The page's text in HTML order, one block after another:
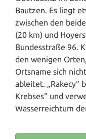
Bautzen. Es liegt
zwischen den
(20 km) und
Bundesstraße 96.
den wenigen
Ortsname sich
ableitet. „Rakecy“
Krebses“ und
Wasserreichtum